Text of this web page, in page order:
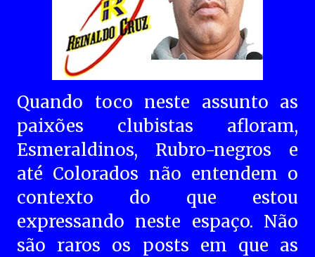
Quando toco neste assunto as
paixões clubistas afloram,
Esmeraldinos, Rubro-negros e
até Colorados não entendem o
contexto do que estou
expressando neste espaço. Não
são raros os posts em que as